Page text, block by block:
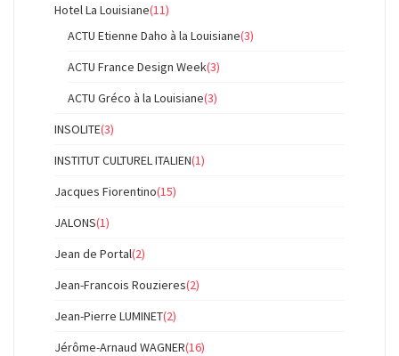
Hotel La Louisiane(11)
ACTU Etienne Daho à la Louisiane(3)
ACTU France Design Week(3)
ACTU Gréco à la Louisiane(3)
INSOLITE(3)
INSTITUT CULTUREL ITALIEN(1)
Jacques Fiorentino(15)
JALONS(1)
Jean de Portal(2)
Jean-Francois Rouzieres(2)
Jean-Pierre LUMINET(2)
Jérôme-Arnaud WAGNER(16)